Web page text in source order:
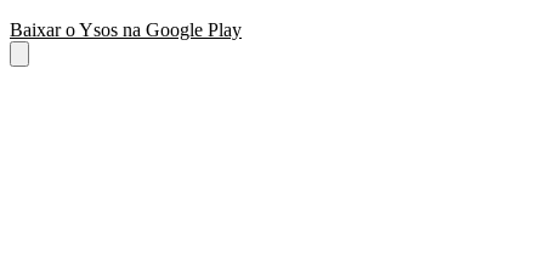
Baixar o Ysos na Google Play